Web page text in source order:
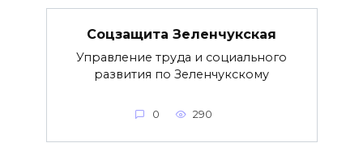
Соцзащита Зеленчукская
Управление труда и социального
развития по Зеленчукскому
0 290